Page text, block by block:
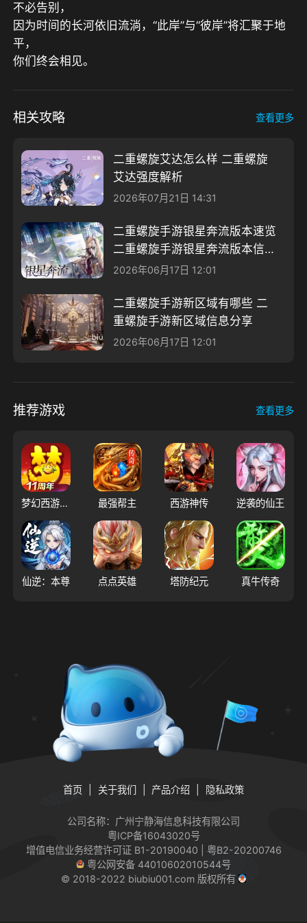
不必告别，
因为时间的长河依旧流淌，“此岸”与“彼岸”将汇聚于地
平，
你们终会相见。
相关攻略 查看更多
二重螺旋艾达怎么样 二重螺旋
艾达强度解析
2026年07月21日 14:31
二重螺旋手游银星奔流版本速览
二重螺旋手游银星奔流版本信息
分享
2026年06月17日 12:01
二重螺旋手游新区域有哪些 二
重螺旋手游新区域信息分享
2026年06月17日 12:01
推荐游戏 查看更多
梦幻西游（大陆服） 最强帮主 西游神传 逆袭的仙王
仙逆：本尊 点点英雄 塔防纪元 真牛传奇
首页 关于我们 产品介绍 隐私政策
公司名称：广州宁静海信息科技有限公司
粤ICP备16043020号
增值电信业务经营许可证 B1-20190040 | 粤B2-20200746
粤公网安备 44010602010544号
© 2018-2022 biubiu001.com 版权所有